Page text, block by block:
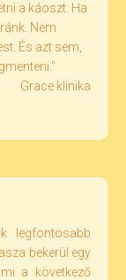
a káoszt. Ha
Nem
És azt sem,
Grace klinika
legfontosabb
bekerül egy
a következő